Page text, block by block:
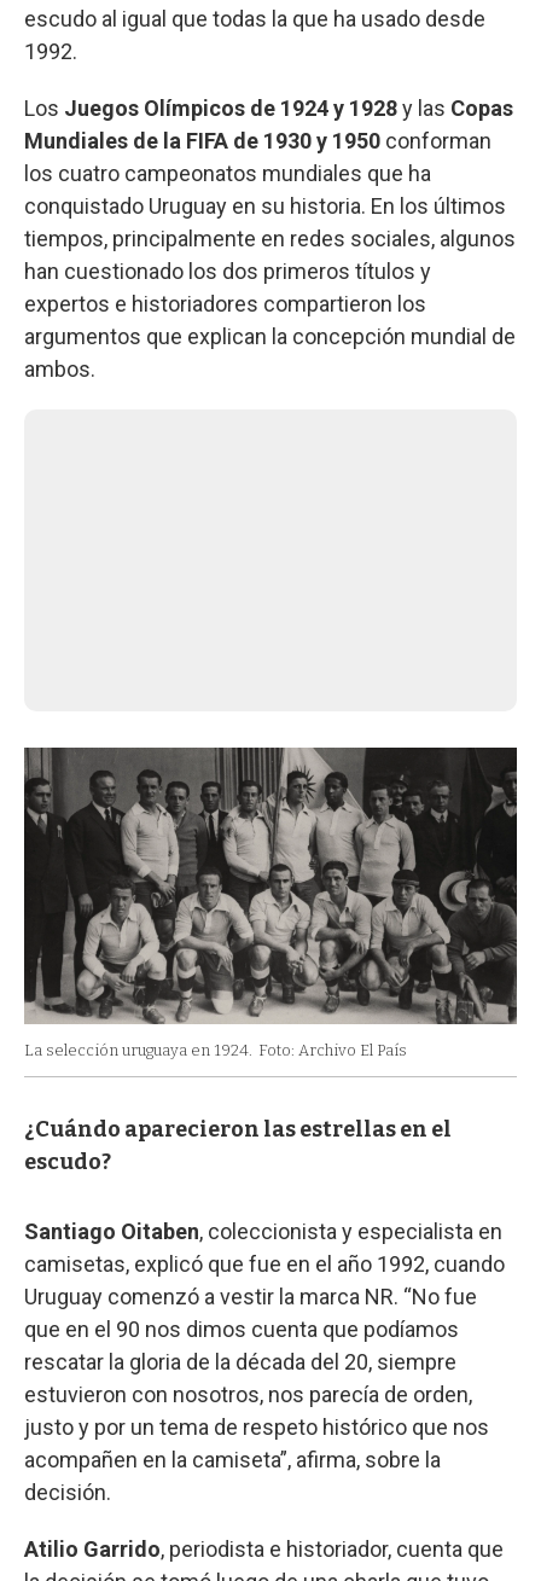
escudo al igual que todas la que ha usado desde
1992.
Los Juegos Olímpicos de 1924 y 1928y las Copas
Mundiales de la FIFA de 1930 y 1950 conforman
los cuatro campeonatos mundiales que ha
conquistado Uruguay en su historia. En los últimos
tiempos, principalmente en redes sociales, algunos
han cuestionado los dos primeros títulos y
expertos e historiadores compartieron los
argumentos que explican la concepción mundial de
ambos.
La selección uruguaya en 1924. Foto: Archivo El País
¿Cuándo aparecieron las estrellas en el
escudo?
Santiago Oitaben, coleccionista y especialista en
camisetas, explicó que fue en el año 1992, cuando
Uruguay comenzó a vestir la marca NR. “No fue
que en el 90 nos dimos cuenta que podíamos
rescatar la gloria de la década del 20, siempre
estuvieron con nosotros, nos parecía de orden,
justo y por un tema de respeto histórico que nos
acompañen en la camiseta”, afirma, sobre la
decisión.
Atilio Garrido, periodista e historiador, cuenta que